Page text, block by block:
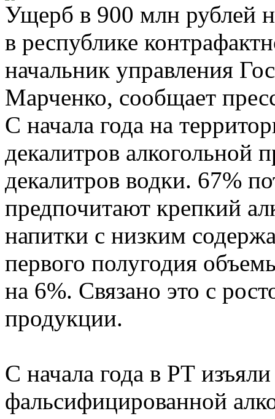
Ущерб в 900 млн рублей
в республике
начальник управления
Марченко, сообщает
С начала года на
декалитров алкогольной
декалитров водки. 67%
предпочитают крепкий
напитки с низким
первого полугодия
на 6%. Связано это с
продукции.
С начала года в РТ
фальсифицированной